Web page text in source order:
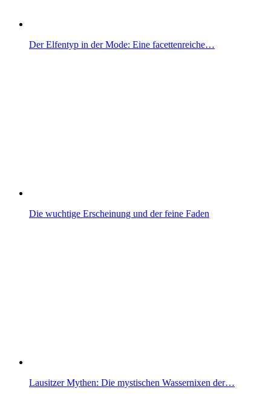
Der Elfentyp in der Mode: Eine facettenreiche…
Die wuchtige Erscheinung und der feine Faden
Lausitzer Mythen: Die mystischen Wassernixen der…